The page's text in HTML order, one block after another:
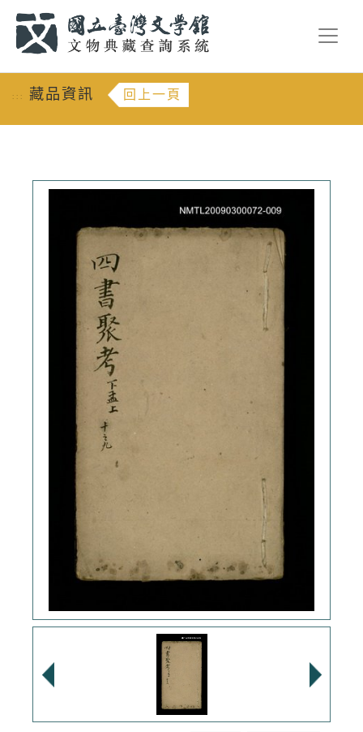
::: 藏品資訊 回上一頁